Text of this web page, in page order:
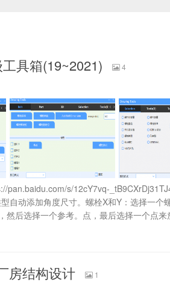
具箱(19~2021)
4
pan.baidu.com/s/12cY7vq-
自动添加角度尺寸。螺栓X和Y：选择一个
然后选择一个参考。点，最后选择一个点来
房结构设计
1